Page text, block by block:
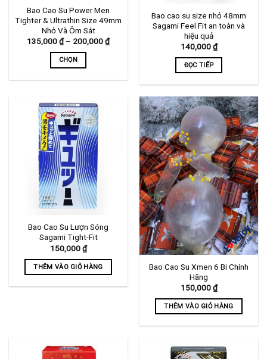
được
chọn
trên
trang
sản
phẩm
được
chọn
trên
sản
Bao Cao Su Power Men
Tighter & Ultrathin Size 49mm
Nhỏ Và Ôm Sát
135,000₫ – 200,000₫Khoảng
giá:
200,000 ₫
CHỌN
có
nhiều
biến
thể.
Các
tùy
chọn
có
thể
được
chọn
trên
trang
sản
phẩm
Bao cao su size nhỏ 48mm
Sagami Feel Fit an toàn và
hiệu quả
140,000₫
ĐỌC TIẾP
Bao Cao Su Lượn Sóng
Sagami Tight-Fit
150,000₫
THÊM VÀO GIỎ HÀNG
Bao Cao Su Xmen 6 Bi Chính
Hãng
150,000₫
THÊM VÀO GIỎ HÀNG